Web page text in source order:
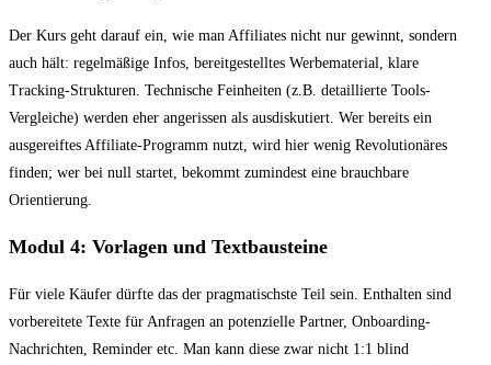
Der Kurs geht darauf ein, wie man Affiliates nicht nur gewinnt, sondern
auch hält: regelmäßige Infos, bereitgestelltes Werbematerial, klare
Tracking-Strukturen. Technische Feinheiten (z.B. detaillierte Tools-
Vergleiche) werden eher angerissen als ausdiskutiert. Wer bereits ein
ausgereiftes Affiliate-Programm nutzt, wird hier wenig Revolutionäres
finden; wer bei null startet, bekommt zumindest eine brauchbare
Orientierung.
Modul 4: Vorlagen und Textbausteine
Für viele Käufer dürfte das der pragmatischste Teil sein. Enthalten sind
vorbereitete Texte für Anfragen an potenzielle Partner, Onboarding-
Nachrichten, Reminder etc. Man kann diese zwar nicht 1:1 blind